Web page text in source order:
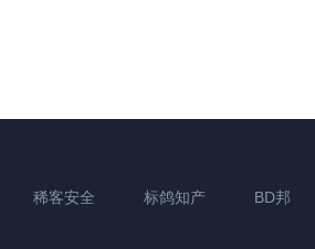
稀客安全 标鸽知产 BD邦